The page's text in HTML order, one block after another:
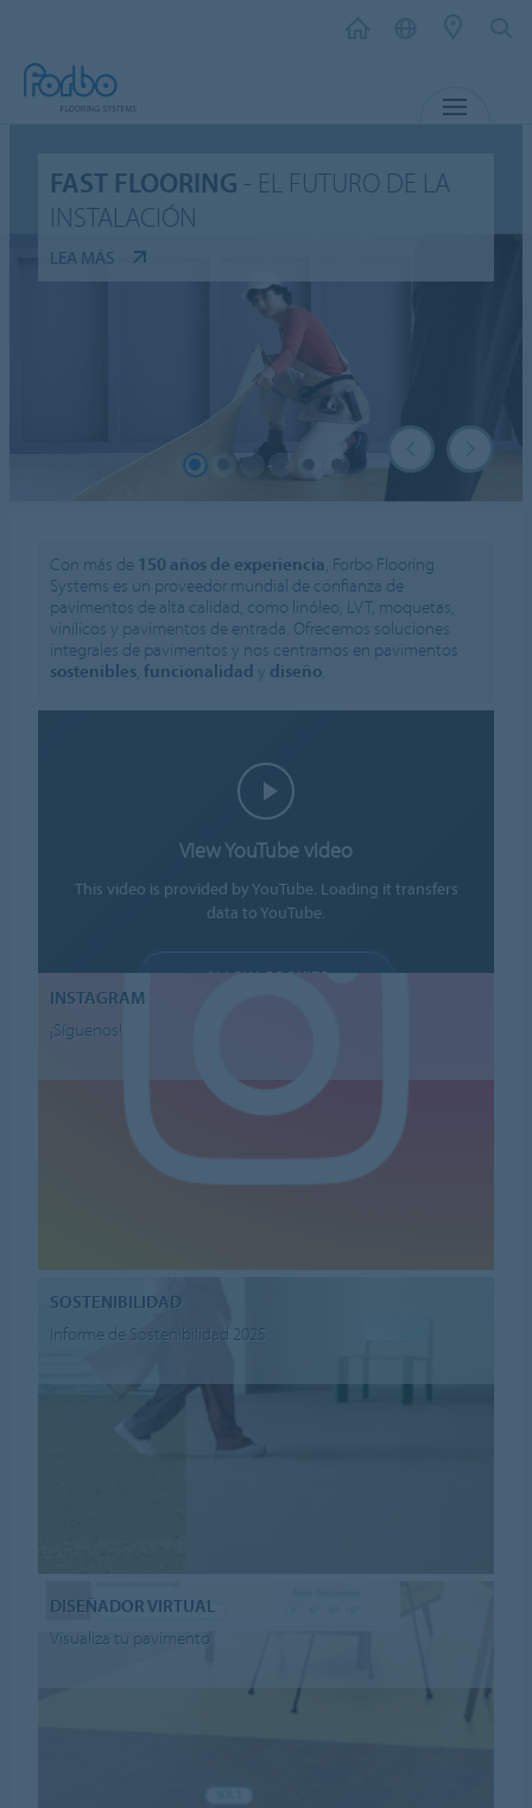
FAST FLOORING - EL FUTURO DE LA
INSTALACIÓN
LEA MÁS
Con más de 150 años de experiencia, Forbo Flooring
Systems es un proveedor mundial de confianza de
pavimentos de alta calidad, como linóleo, LVT, moquetas,
vinílicos y pavimentos de entrada. Ofrecemos soluciones
integrales de pavimentos y nos centramos en pavimentos
sostenibles,funcionalidad y diseño.
View YouTube video
This video is provided by YouTube. Loading it transfers
data to YouTube.
ALLOW COOKIES
INSTAGRAM
¡Síguenos!
SOSTENIBILIDAD
Informe de Sostenibilidad 2025
DISEÑADOR VIRTUAL
Visualiza tu pavimento